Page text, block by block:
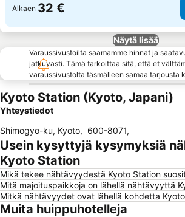
Alkaen 32 €
Näytä lisää
Varaussivustoilta saamamme hinnat ja
jatkuvasti. Tämä tarkoittaa sitä, että et
varaussivustolta täsmälleen samaa tarjousta
Kyoto Station (Kyoto, Japani)
Yhteystiedot
Shimogyo-ku, Kyoto, 600-8071,
Usein kysyttyjä kysymyksiä
Kyoto Station
Mikä tekee nähtävyydestä Kyoto Station
Mitä majoituspaikkoja on lähellä nähtävyyttä
Mitkä nähtävyydet ovat lähellä kohdetta
Muita huippuhotelleja